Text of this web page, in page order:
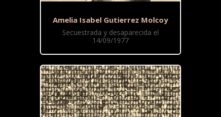
Amelia Isabel Gutierrez Molcoy
Secuestrada y desaparecida el
14/09/1977